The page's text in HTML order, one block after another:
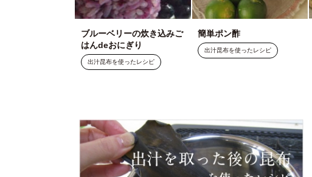
ブルーベリーの炊き込みご
はんdeおにぎり
出汁昆布を使ったレシピ
簡単ポン酢
出汁昆布を使ったレシピ